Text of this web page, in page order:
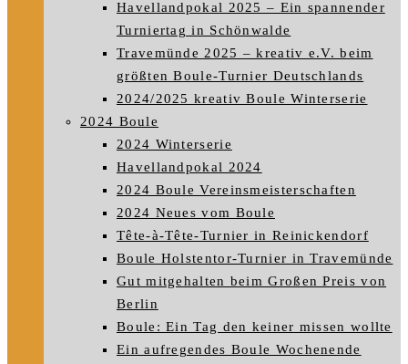
Havellandpokal 2025 – Ein spannender
Turniertag in Schönwalde
Travemünde 2025 – kreativ e.V. beim
größten Boule-Turnier Deutschlands
2024/2025 kreativ Boule Winterserie
2024 Boule
2024 Winterserie
Havellandpokal 2024
2024 Boule Vereinsmeisterschaften
2024 Neues vom Boule
Tête-à-Tête-Turnier in Reinickendorf
Boule Holstentor-Turnier in Travemünde
Gut mitgehalten beim Großen Preis von
Berlin
Boule: Ein Tag den keiner missen wollte
Ein aufregendes Boule Wochenende